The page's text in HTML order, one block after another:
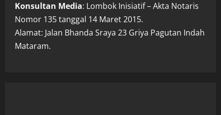
Konsultan Media: Lombok Inisiatif – Akta Notaris
Nomor 135 tanggal 14 Maret 2015.
Alamat: Jalan Bhanda Sraya 23 Griya Pagutan Indah
Mataram.